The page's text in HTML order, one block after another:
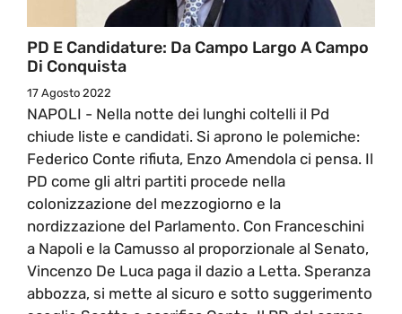
PD E Candidature: Da Campo Largo A Campo
Di Conquista
17 Agosto 2022
NAPOLI - Nella notte dei lunghi coltelli il Pd
chiude liste e candidati. Si aprono le polemiche:
Federico Conte rifiuta, Enzo Amendola ci pensa. Il
PD come gli altri partiti procede nella
colonizzazione del mezzogiorno e la
nordizzazione del Parlamento. Con Franceschini
a Napoli e la Camusso al proporzionale al Senato,
Vincenzo De Luca paga il dazio a Letta. Speranza
abbozza, si mette al sicuro e sotto suggerimento